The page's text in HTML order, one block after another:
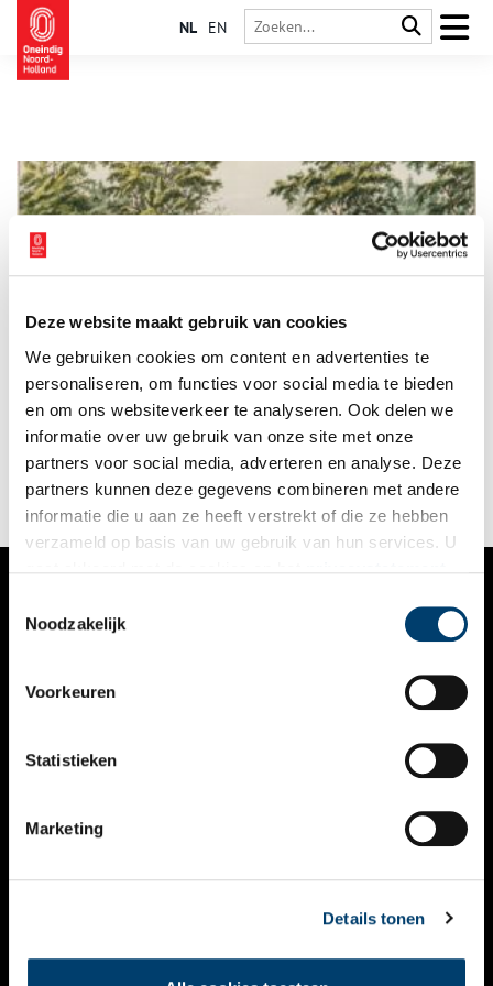
Deze website maakt gebruik van cookies
We gebruiken cookies om content en advertenties te
personaliseren, om functies voor social media te bieden
en om ons websiteverkeer te analyseren. Ook delen we
informatie over uw gebruik van onze site met onze
partners voor social media, adverteren en analyse. Deze
partners kunnen deze gegevens combineren met andere
informatie die u aan ze heeft verstrekt of die ze hebben
verzameld op basis van uw gebruik van hun services. U
Noodzakelijk
Voorkeuren
Statistieken
Marketing
Details tonen
NL EN
Oostermeer
Even de spreekwoordelijke ‘frisse neus halen’ is er soms
noodgedwongen niet bij. Maar loop of fiets dan in gedachten
even mee met een mooi tochtje van de Berlagebrug in
Amsterdam naar de Bullewijk in Ouderkerk aan de Amstel.
Pakweg tien kilometer met verrassende verhalen. Deel 3: van ’t
Kalfje naar Oostermeer, langs buitenplaatsen als een plaatje.
VERHALEN
KALENDER
THEMA’S
VIDEO’S
CONTACT